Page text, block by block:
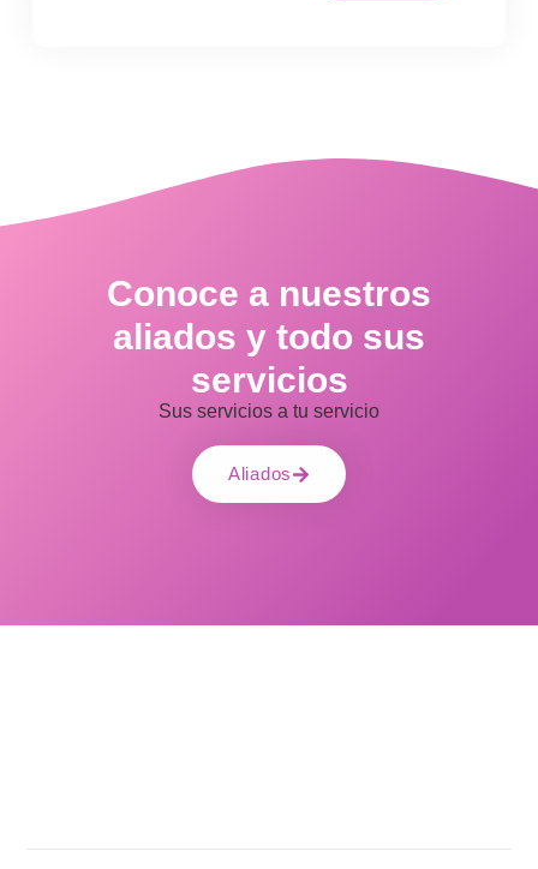
Conoce a nuestros
aliados y todo sus
servicios
Sus servicios a tu servicio
Aliados